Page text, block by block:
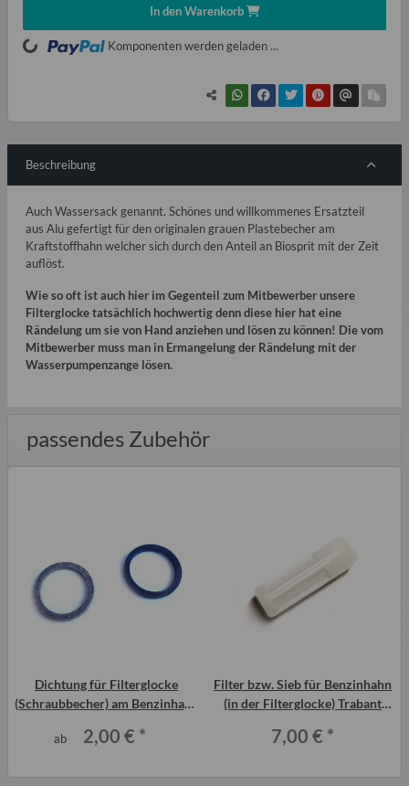
In den Warenkorb
Komponenten werden geladen ...
Beschreibung
Auch Wassersack genannt. Schönes und willkommenes Ersatzteil
aus Alu gefertigt für den originalen grauen Plastebecher am
Kraftstoffhahn welcher sich durch den Anteil an Biosprit mit der Zeit
auflöst.
Wie so oft ist auch hier im Gegenteil zum Mitbewerber unsere
Filterglocke tatsächlich hochwertig denn diese hier hat eine
Rändelung um sie von Hand anziehen und lösen zu können! Die vom
Mitbewerber muss man in Ermangelung der Rändelung mit der
Wasserpumpenzange lösen.
passendes Zubehör
Dichtung für Filterglocke
(Schraubbecher) am Benzinhahn
ab 2,00 € *
Filter bzw. Sieb für Benzinhahn
(in der Filterglocke) Trabant
7,00 € *